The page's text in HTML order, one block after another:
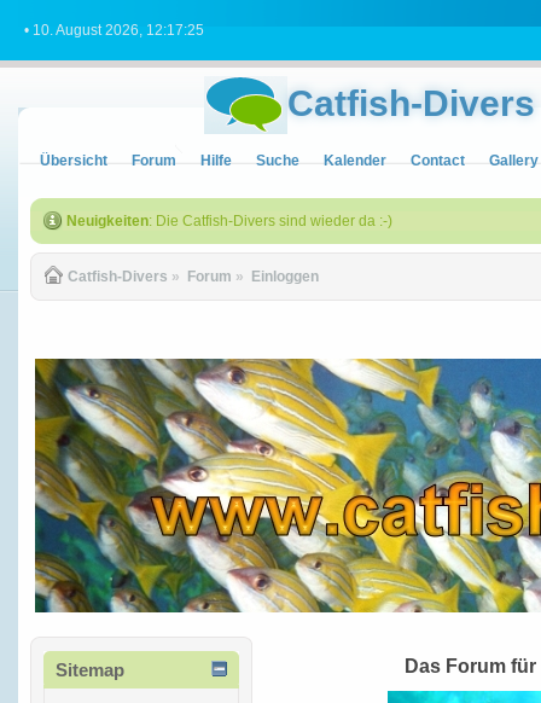
• 10. August 2026, 12:17:25
Catfish-Divers
Übersicht Forum Hilfe Suche Kalender Contact Gallery
Neuigkeiten: Die Catfish-Divers sind wieder da :-)
Catfish-Divers » Forum » Einloggen
Sitemap Das Forum